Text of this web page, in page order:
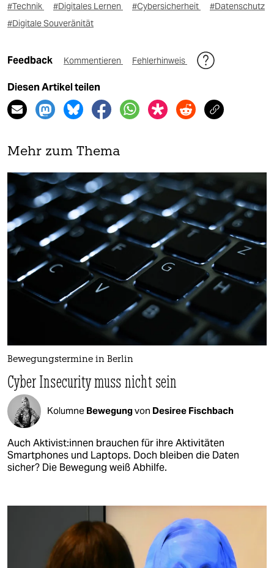
#Technik #Digitales Lernen #Cybersicherheit
#Datenschutz
#Digitale Souveränität
Feedback Kommentieren Fehlerhinweis
Diesen Artikel teilen
Mehr zum Thema
Bewegungstermine in Berlin
Cyber Insecurity muss nicht sein ​
Kolumne Bewegungvon Desiree Fischbach
Auch Ak­ti­vis­t:in­nen brauchen für ihre Aktivitäten
Smartphones und Laptops. Doch bleiben die Daten
sicher? Die Bewegung weiß Abhilfe.